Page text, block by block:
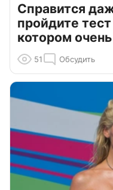
Справится
пройдите
котором
51 Обсудить